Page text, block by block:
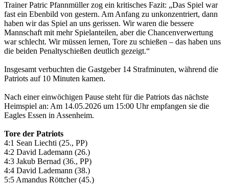
Trainer Patric Pfannmüller zog ein kritisches Fazit: „Das Spiel war
fast ein Ebenbild von gestern. Am Anfang zu unkonzentriert, dann
haben wir das Spiel an uns gerissen. Wir waren die bessere
Mannschaft mit mehr Spielanteilen, aber die Chancenverwertung
war schlecht. Wir müssen lernen, Tore zu schießen – das haben uns
die beiden Penaltyschießen deutlich gezeigt.“
Insgesamt verbuchten die Gastgeber 14 Strafminuten, während die
Patriots auf 10 Minuten kamen.
Nach einer einwöchigen Pause steht für die Patriots das nächste
Heimspiel an: Am 14.05.2026 um 15:00 Uhr empfangen sie die
Eagles Essen in Assenheim.
Tore der Patriots
4:1 Sean Liechti (25., PP)
4:2 David Lademann (26.)
4:3 Jakub Bernad (36., PP)
4:4 David Lademann (38.)
5:5 Amandus Röttcher (45.)